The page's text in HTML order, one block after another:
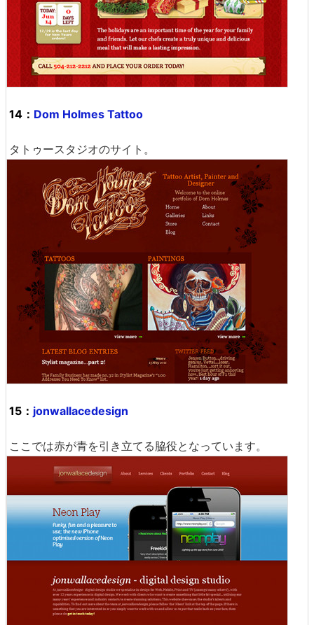
14： Dom Holmes Tattoo
タトゥースタジオのサイト。
15： jonwallacedesign
ここでは赤が青を引き立てる脇役となっています。